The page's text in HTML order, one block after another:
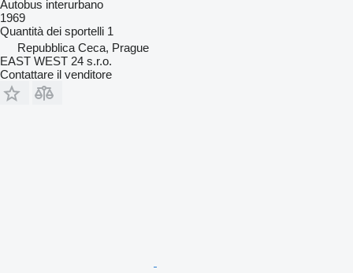
Autobus interurbano
1969
Quantità dei sportelli 1
Repubblica Ceca, Prague
EAST WEST 24 s.r.o.
Contattare il venditore